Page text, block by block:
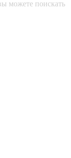
можете поискать